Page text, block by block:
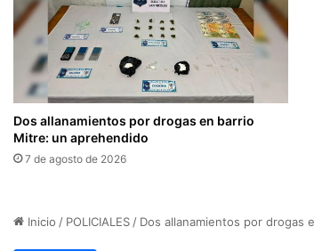
Dos allanamientos por drogas en barrio
Mitre: un aprehendido
7 de agosto de 2026